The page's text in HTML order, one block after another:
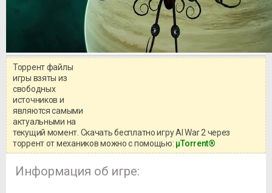
Торрент файлы
игры взяты из
свободных
источников и
являются самыми
актуальными на
текущий момент. Скачать бесплатно игру AI War 2 через
торрент от механиков можно с помощью: μTorrent®
Информация об игре: